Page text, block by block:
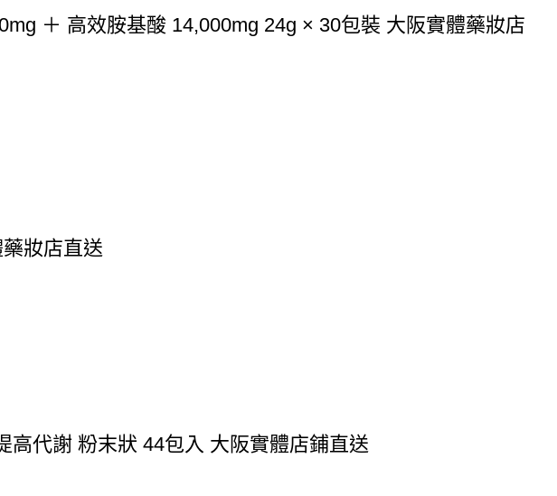
＋ 高效胺基酸 14,000mg 24g × 30包裝 大阪實體藥妝店
妝店直送
高代謝 粉末狀 44包入 大阪實體店鋪直送